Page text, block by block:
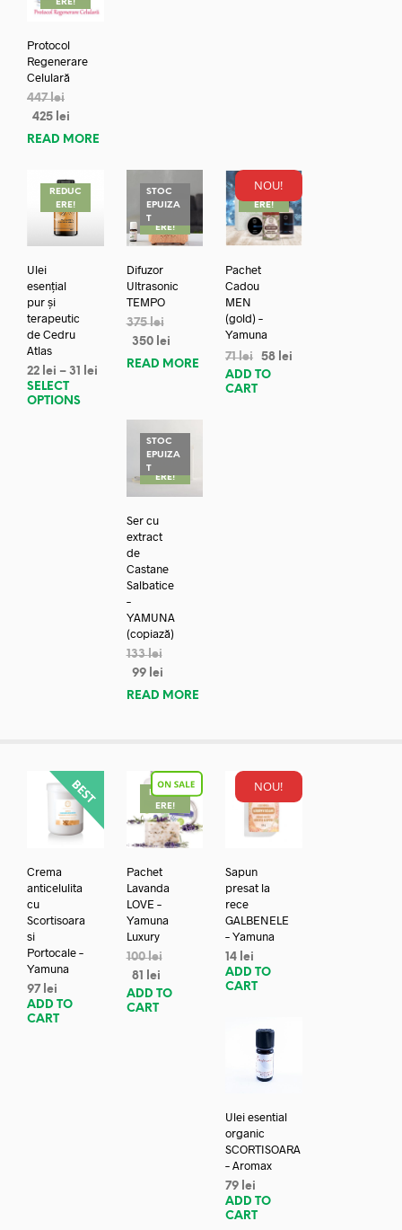
ERE!
Protocol
Regenerare
Celulară
447lei
425 lei
READ MORE
REDUC
ERE!
Ulei
esențial
pur și
terapeutic
de Cedru
Atlas
22 lei – 31
lei
SELECT
OPTIONS
STOC
EPUIZA
TREDUC
ERE!
Difuzor
Ultrasonic
TEMPO
375lei
350 lei
READ MORE
NOU!
REDUC
ERE!
Pachet
Cadou
MEN
(gold) –
Yamuna
71lei 58 lei
ADD TO
CART
STOC
EPUIZA
TREDUC
ERE!
Ser cu
extract
de
Castane
Salbatice
–
YAMUNA
(copiază)
133lei
99 lei
READ MORE
Crema
anticelulita
cu
Scortisoara
si
Portocale –
Yamuna
97 lei
ADD TO
CART
REDUC
ERE!
Pachet
Lavanda
LOVE –
Yamuna
Luxury
100lei
81
lei
ADD TO
CART
NOU!
Sapun
presat la
rece
GALBENELE
– Yamuna
14 lei
ADD TO
CART
Ulei esential
organic
SCORTISOARA
– Aromax
79 lei
ADD TO
CART